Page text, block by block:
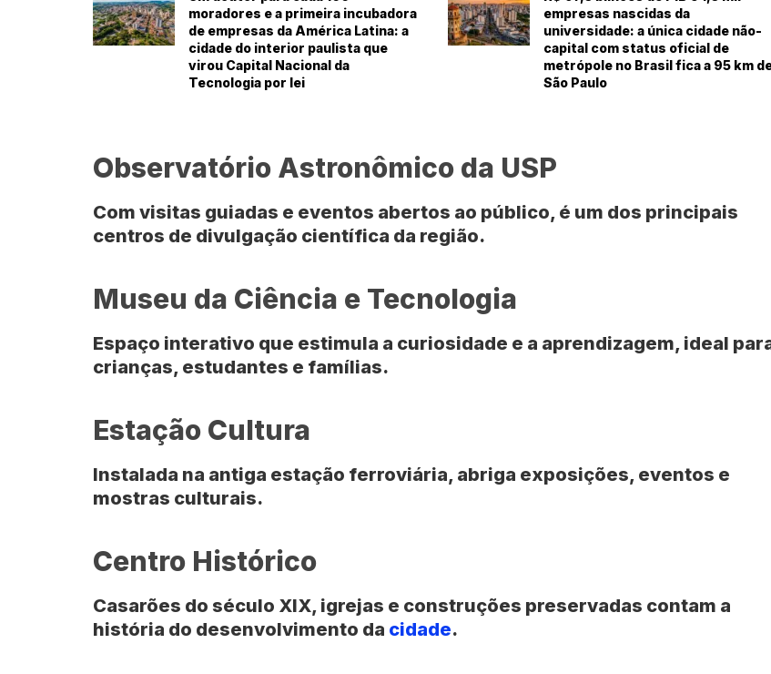
moradores e a primeira incubadora
de empresas da América Latina: a
cidade do interior paulista que
virou Capital Nacional da
Tecnologia por lei
empresas nascidas da
universidade: a única cidade não-
capital com status oficial de
metrópole no Brasil fica a 95 km
São Paulo
Observatório Astronômico da USP
Com visitas guiadas e eventos abertos ao público, é um dos principais
centros de divulgação científica da região.
Museu da Ciência e Tecnologia
Espaço interativo que estimula a curiosidade e a aprendizagem, ideal
crianças, estudantes e famílias.
Estação Cultura
Instalada na antiga estação ferroviária, abriga exposições, eventos e
mostras culturais.
Centro Histórico
Casarões do século XIX, igrejas e construções preservadas contam a
história do desenvolvimento da cidade.